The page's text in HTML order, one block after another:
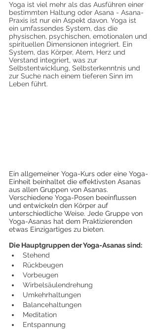
Yoga ist viel mehr als das Ausführen einer
bestimmten Haltung oder Asana - Asana-
Praxis ist nur ein Aspekt davon. Yoga ist
ein umfassendes System, das die
physischen, psychischen, emotionalen und
spirituellen Dimensionen integriert. Ein
System, das Körper, Atem, Herz und
Verstand integriert, was zur
Selbstentwicklung, Selbsterkenntnis und
zur Suche nach einem tieferen Sinn im
Leben führt.
Ein allgemeiner Yoga-Kurs oder eine Yoga-
Einheit beinhaltet die effektivsten Asanas
aus allen Gruppen von Asanas.
Verschiedene Yoga-Posen beeinflussen
und entwickeln den Körper auf
unterschiedliche Weise. Jede Gruppe von
Yoga-Asanas hat dem Praktizierenden
etwas Einzigartiges zu bieten.
Die Hauptgruppen der Yoga-Asanas sind:
Stehend
Rückbeugen
Vorbeugen
Wirbelsäulendrehung
Umkehrhaltungen
Balancehaltungen
Meditation
Entspannung